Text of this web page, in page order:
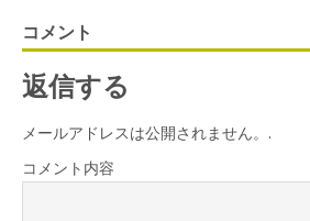
コメント
返信する
メールアドレスは公開されません。.
コメント内容